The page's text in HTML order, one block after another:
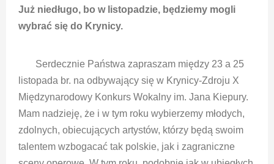
Już niedługo, bo w listopadzie, będziemy mogli
wybrać się do Krynicy.
Serdecznie Państwa zapraszam między 23 a 25
listopada br. na odbywający się w Krynicy-Zdroju X
Międzynarodowy Konkurs Wokalny im. Jana Kiepury.
Mam nadzieję, że i w tym roku wybierzemy młodych,
zdolnych, obiecujących artystów, którzy będą swoim
talentem wzbogacać tak polskie, jak i zagraniczne